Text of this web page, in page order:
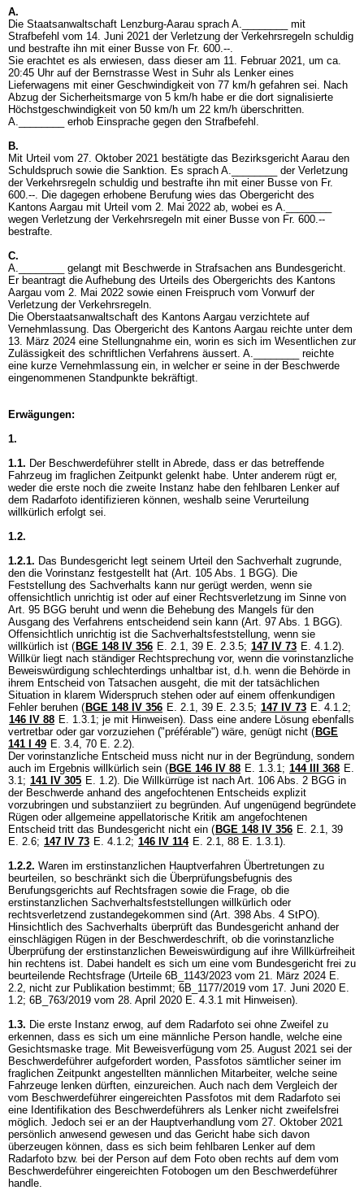
A.
Die Staatsanwaltschaft Lenzburg-Aarau sprach A.________ mit
Strafbefehl vom 14. Juni 2021 der Verletzung der Verkehrsregeln schuldig
und bestrafte ihn mit einer Busse von Fr. 600.--.
Sie erachtet es als erwiesen, dass dieser am 11. Februar 2021, um ca.
20:45 Uhr auf der Bernstrasse West in Suhr als Lenker eines
Lieferwagens mit einer Geschwindigkeit von 77 km/h gefahren sei. Nach
Abzug der Sicherheitsmarge von 5 km/h habe er die dort signalisierte
Höchstgeschwindigkeit von 50 km/h um 22 km/h überschritten.
A.________ erhob Einsprache gegen den Strafbefehl.
B.
Mit Urteil vom 27. Oktober 2021 bestätigte das Bezirksgericht Aarau den
Schuldspruch sowie die Sanktion. Es sprach A.________ der Verletzung
der Verkehrsregeln schuldig und bestrafte ihn mit einer Busse von Fr.
600.--. Die dagegen erhobene Berufung wies das Obergericht des
Kantons Aargau mit Urteil vom 2. Mai 2022 ab, wobei es A.________
wegen Verletzung der Verkehrsregeln mit einer Busse von Fr. 600.--
bestrafte.
C.
A.________ gelangt mit Beschwerde in Strafsachen ans Bundesgericht.
Er beantragt die Aufhebung des Urteils des Obergerichts des Kantons
Aargau vom 2. Mai 2022 sowie einen Freispruch vom Vorwurf der
Verletzung der Verkehrsregeln.
Die Oberstaatsanwaltschaft des Kantons Aargau verzichtete auf
Vernehmlassung. Das Obergericht des Kantons Aargau reichte unter dem
13. März 2024 eine Stellungnahme ein, worin es sich im Wesentlichen zur
Zulässigkeit des schriftlichen Verfahrens äussert. A.________ reichte
eine kurze Vernehmlassung ein, in welcher er seine in der Beschwerde
eingenommenen Standpunkte bekräftigt.
Erwägungen:
1.
1.1. Der Beschwerdeführer stellt in Abrede, dass er das betreffende
Fahrzeug im fraglichen Zeitpunkt gelenkt habe. Unter anderem rügt er,
weder die erste noch die zweite Instanz habe den fehlbaren Lenker auf
dem Radarfoto identifizieren können, weshalb seine Verurteilung
willkürlich erfolgt sei.
1.2.
1.2.1. Das Bundesgericht legt seinem Urteil den Sachverhalt zugrunde,
den die Vorinstanz festgestellt hat (Art. 105 Abs. 1 BGG). Die
Feststellung des Sachverhalts kann nur gerügt werden, wenn sie
offensichtlich unrichtig ist oder auf einer Rechtsverletzung im Sinne von
Art. 95 BGG beruht und wenn die Behebung des Mangels für den
Ausgang des Verfahrens entscheidend sein kann (Art. 97 Abs. 1 BGG).
Offensichtlich unrichtig ist die Sachverhaltsfeststellung, wenn sie
willkürlich ist ( BGE 148 IV 356 E. 2.1, 39 E. 2.3.5; 147 IV 73 E. 4.1.2).
Willkür liegt nach ständiger Rechtsprechung vor, wenn die vorinstanzliche
Beweiswürdigung schlechterdings unhaltbar ist, d.h. wenn die Behörde in
ihrem Entscheid von Tatsachen ausgeht, die mit der tatsächlichen
Situation in klarem Widerspruch stehen oder auf einem offenkundigen
Fehler beruhen ( BGE 148 IV 356 E. 2.1, 39 E. 2.3.5; 147 IV 73 E. 4.1.2;
146 IV 88 E. 1.3.1; je mit Hinweisen). Dass eine andere Lösung ebenfalls
vertretbar oder gar vorzuziehen ("préférable") wäre, genügt nicht ( BGE
141 I 49 E. 3.4, 70 E. 2.2).
Der vorinstanzliche Entscheid muss nicht nur in der Begründung, sondern
auch im Ergebnis willkürlich sein ( BGE 146 IV 88 E. 1.3.1; 144 III 368 E.
3.1; 141 IV 305 E. 1.2). Die Willkürrüge ist nach Art. 106 Abs. 2 BGG in
der Beschwerde anhand des angefochtenen Entscheids explizit
vorzubringen und substanziiert zu begründen. Auf ungenügend begründete
Rügen oder allgemeine appellatorische Kritik am angefochtenen
Entscheid tritt das Bundesgericht nicht ein ( BGE 148 IV 356 E. 2.1, 39
E. 2.6; 147 IV 73 E. 4.1.2; 146 IV 114 E. 2.1, 88 E. 1.3.1).
1.2.2. Waren im erstinstanzlichen Hauptverfahren Übertretungen zu
beurteilen, so beschränkt sich die Überprüfungsbefugnis des
Berufungsgerichts auf Rechtsfragen sowie die Frage, ob die
erstinstanzlichen Sachverhaltsfeststellungen willkürlich oder
rechtsverletzend zustandegekommen sind (Art. 398 Abs. 4 StPO).
Hinsichtlich des Sachverhalts überprüft das Bundesgericht anhand der
einschlägigen Rügen in der Beschwerdeschrift, ob die vorinstanzliche
Überprüfung der erstinstanzlichen Beweiswürdigung auf ihre Willkürfreiheit
hin rechtens ist. Dabei handelt es sich um eine vom Bundesgericht frei zu
beurteilende Rechtsfrage (Urteile 6B_1143/2023 vom 21. März 2024 E.
2.2, nicht zur Publikation bestimmt; 6B_1177/2019 vom 17. Juni 2020 E.
1.2; 6B_763/2019 vom 28. April 2020 E. 4.3.1 mit Hinweisen).
1.3. Die erste Instanz erwog, auf dem Radarfoto sei ohne Zweifel zu
erkennen, dass es sich um eine männliche Person handle, welche eine
Gesichtsmaske trage. Mit Beweisverfügung vom 25. August 2021 sei der
Beschwerdeführer aufgefordert worden, Passfotos sämtlicher seiner im
fraglichen Zeitpunkt angestellten männlichen Mitarbeiter, welche seine
Fahrzeuge lenken dürften, einzureichen. Auch nach dem Vergleich der
vom Beschwerdeführer eingereichten Passfotos mit dem Radarfoto sei
eine Identifikation des Beschwerdeführers als Lenker nicht zweifelsfrei
möglich. Jedoch sei er an der Hauptverhandlung vom 27. Oktober 2021
persönlich anwesend gewesen und das Gericht habe sich davon
überzeugen können, dass es sich beim fehlbaren Lenker auf dem
Radarfoto bzw. bei der Person auf dem Foto oben rechts auf dem vom
Beschwerdeführer eingereichten Fotobogen um den Beschwerdeführer
handle.